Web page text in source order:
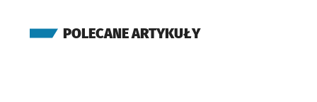
POLECANE ARTYKUŁY